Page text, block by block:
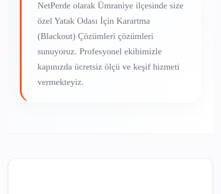
NetPerde olarak Ümraniye ilçesinde size
özel Yatak Odası İçin Karartma
(Blackout) Çözümleri çözümleri
sunuyoruz. Profesyonel ekibimizle
kapınızda ücretsiz ölçü ve keşif hizmeti
vermekteyiz.